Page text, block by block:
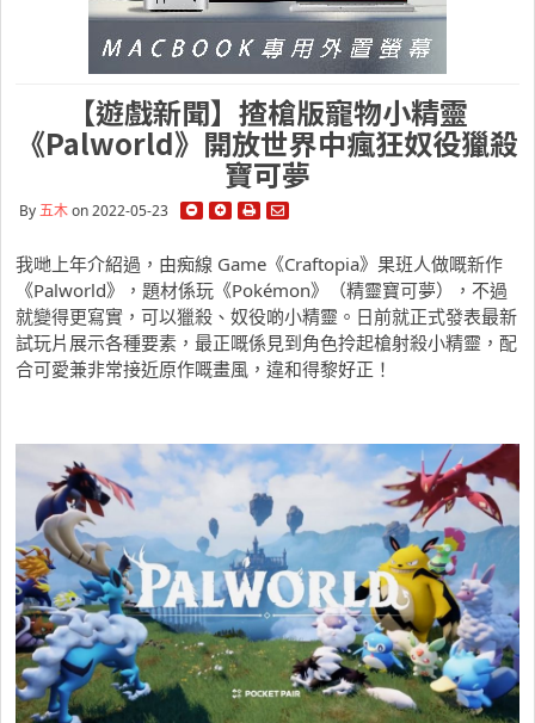
【遊戲新聞】揸槍版寵物小精靈
《Palworld》開放世界中瘋狂奴役獵殺
寶可夢
By五木on 2022-05-23
我哋上年介紹過，由痴線 Game《Craftopia》果班人做嘅新作
《Palworld》，題材係玩《Pokémon》（精靈寶可夢），不過
就變得更寫實，可以獵殺、奴役啲小精靈。日前就正式發表最新
試玩片展示各種要素，最正嘅係見到角色拎起槍射殺小精靈，配
合可愛兼非常接近原作嘅畫風，違和得黎好正！